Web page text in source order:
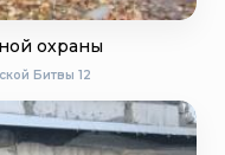
охраны
Битвы 12